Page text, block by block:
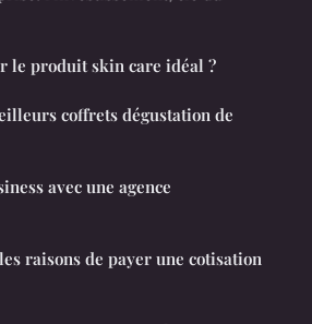
le produit skin care idéal ?
coffrets dégustation de
avec une agence
raisons de payer une cotisation